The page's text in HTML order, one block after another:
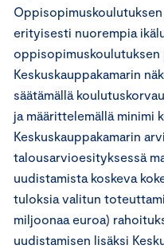
Oppisopimuskoulutuksen
erityisesti nuorempia
oppisopimuskoulutuksen
Keskuskauppakamarin
säätämällä
ja määrittelemällä minimi
Keskuskauppakamarin
talousarvioesityksessä
uudistamista koskeva
tuloksia valitun
miljoonaa euroa)
uudistamisen lisäksi